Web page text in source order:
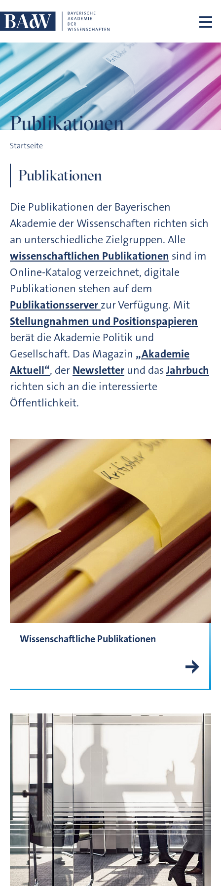
Publikationen
Startseite
Publikationen
Die Publikationen der Bayerischen
Akademie der Wissenschaften richten sich
an unterschiedliche Zielgruppen. Alle
wissenschaftlichen Publikationen sind im
Online-Katalog verzeichnet, digitale
Publikationen stehen auf dem
Publikationsserver zur Verfügung. Mit
Stellungnahmen und Positionspapieren
berät die Akademie Politik und
Gesellschaft. Das Magazin „Akademie
Aktuell“, der Newsletter und dasJahrbuch
richten sich an die interessierte
Öffentlichkeit.
Wissenschaftliche Publikationen